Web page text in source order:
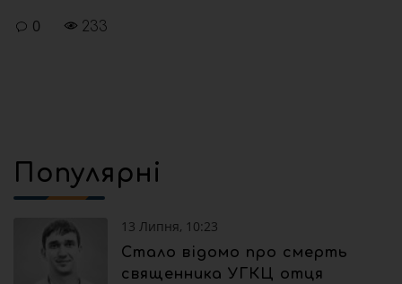
0 233
Популярні
13 Липня, 10:23
Стало відомо про смерть
священника УГКЦ отця